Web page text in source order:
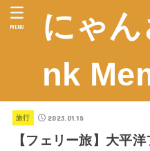
にゃ
nk
MENU
旅行 2023.01.15
【フェリー旅】大平